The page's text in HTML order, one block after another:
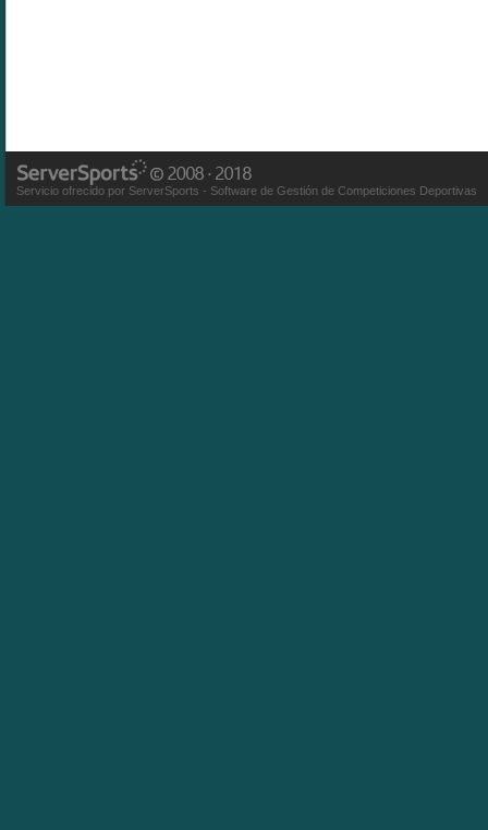
Servicio ofrecido por ServerSports - Software de Gestión de Competiciones Deportivas